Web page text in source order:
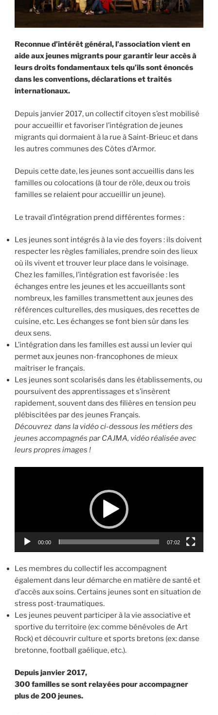
Reconnue d’intérêt général, l’association vient en
aide aux jeunes migrants pour garantir leur accès à
leurs droits fondamentaux tels qu’ils sont énoncés
dans les conventions, déclarations et traités
internationaux.
Depuis janvier 2017, un collectif citoyen s’est mobilisé
pour accueillir et favoriser l’intégration de jeunes
migrants qui dormaient à la rue à Saint-Brieuc et dans
les autres communes des Côtes d’Armor.
Depuis cette date, les jeunes sont accueillis dans les
familles ou colocations (à tour de rôle, deux ou trois
familles se relaient pour accueillir un jeune).
Le travail d’intégration prend différentes formes :
Les jeunes sont intégrés à la vie des foyers : ils doivent
respecter les règles familiales, prendre soin des lieux
où ils vivent et trouver leur place dans le voisinage.
Chez les familles, l’intégration est favorisée : les
échanges entre les jeunes et les accueillants sont
nombreux, les familles transmettent aux jeunes des
références culturelles, des musiques, des recettes de
cuisine, etc. Les échanges se font bien sûr dans les
deux sens.
L’intégration dans les familles est aussi un levier qui
permet aux jeunes non-francophones de mieux
maîtriser le français.
Les jeunes sont scolarisés dans les établissements, ou
poursuivent des apprentissages et s’insèrent
rapidement, souvent dans des filières en tension peu
plébiscitées par des jeunes Français.
Découvrez dans la vidéo ci-dessous les métiers des
jeunes accompagnés par CAJMA, vidéo réalisée avec
leurs propres images !
00:00 07:02
Les membres du collectif les accompagnent
également dans leur démarche en matière de santé et
d’accès aux soins. Certains jeunes sont en situation de
stress post-traumatiques.
Les jeunes peuvent participer à la vie associative et
sportive du territoire (ex: comme bénévoles de Art
Rock) et découvrir culture et sports bretons (ex: danse
bretonne, football gaélique, etc.).
Depuis janvier 2017,
300 familles se sont relayées pour accompagner
plus de 200 jeunes.